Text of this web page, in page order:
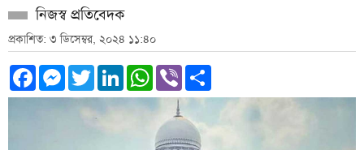
নিজস্ব প্রতিবেদক
প্রকাশিত: ৩ ডিসেম্বর, ২০২৪ ১১:৪০
Facebook
Messenger
TwitterLinkedInWhatsApp
Viber